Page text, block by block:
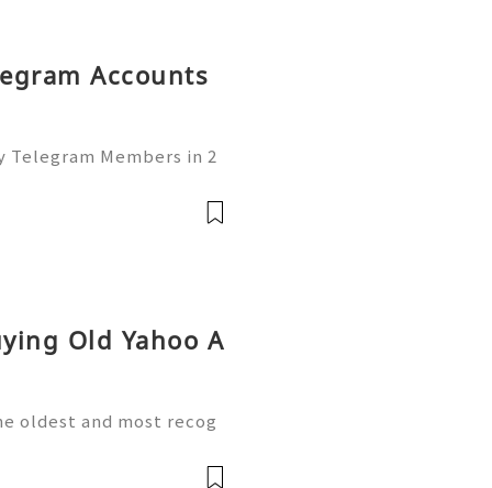
Accounts
Members in 2
and networking. W
Old Yahoo A
oldest and most recog
communication se